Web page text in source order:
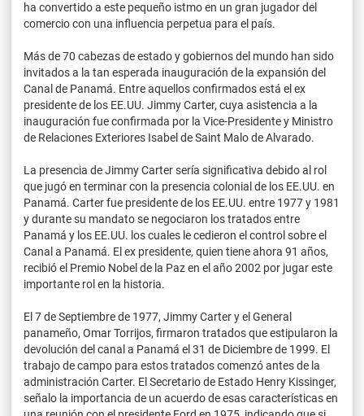
ha convertido a este pequeño istmo en un gran jugador del
comercio con una influencia perpetua para el país.
Más de 70 cabezas de estado y gobiernos del mundo han sido
invitados a la tan esperada inauguración de la expansión del
Canal de Panamá. Entre aquellos confirmados está el ex
presidente de los EE.UU. Jimmy Carter, cuya asistencia a la
inauguración fue confirmada por la Vice-Presidente y Ministro
de Relaciones Exteriores Isabel de Saint Malo de Alvarado.
La presencia de Jimmy Carter sería significativa debido al rol
que jugó en terminar con la presencia colonial de los EE.UU. en
Panamá. Carter fue presidente de los EE.UU. entre 1977 y 1981
y durante su mandato se negociaron los tratados entre
Panamá y los EE.UU. los cuales le cedieron el control sobre el
Canal a Panamá. El ex presidente, quien tiene ahora 91 años,
recibió el Premio Nobel de la Paz en el año 2002 por jugar este
importante rol en la historia.
El 7 de Septiembre de 1977, Jimmy Carter y el General
panameño, Omar Torrijos, firmaron tratados que estipularon la
devolución del canal a Panamá el 31 de Diciembre de 1999. El
trabajo de campo para estos tratados comenzó antes de la
administración Carter. El Secretario de Estado Henry Kissinger,
señalo la importancia de un acuerdo de esas características en